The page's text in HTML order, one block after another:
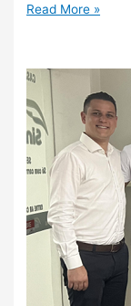
Read More »